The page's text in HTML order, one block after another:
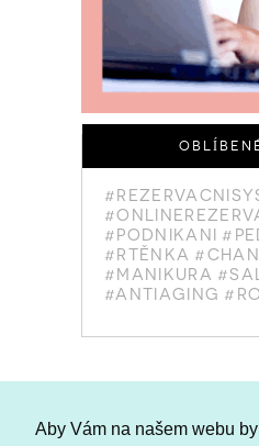
Aby Vám na našem webu
#PODNIKANI
#RTĚNKA
#MANIKURA
#ANTIAGING